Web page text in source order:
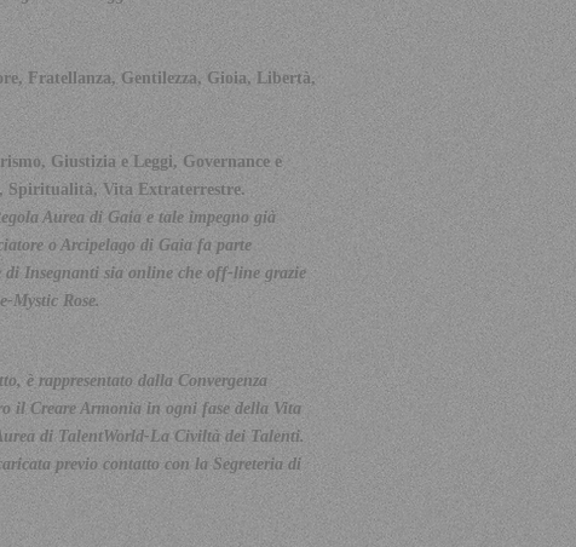
Fratellanza, Gentilezza, Gioia, Libertà,
Giustizia e Leggi, Governance e
Spiritualità, Vita Extraterrestre.
Aurea di Gaia e tale impegno già
o Arcipelago di Gaia fa parte
di Insegnanti sia online che off-line grazie
Mystic Rose.
è rappresentato dalla Convergenza
il Creare Armonia in ogni fase della Vita
di TalentWorld-La Civiltà dei Talenti.
previo contatto con la Segreteria di